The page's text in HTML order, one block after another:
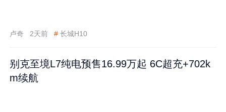
卢奇 2天前 # 长城H10
别克至境L7纯电预售16.99万起 6C超充+702k
m续航